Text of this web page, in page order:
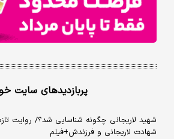
پربازدیدهای سایت
شهید لاریجانی چگونه شناسایی شد؟/ روایت
شهادت لاریجانی و فرزندش+فیلم